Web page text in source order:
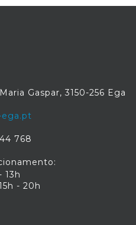
Gaspar, 3150-256 Ega
ega.pt
768
13h
- 20h